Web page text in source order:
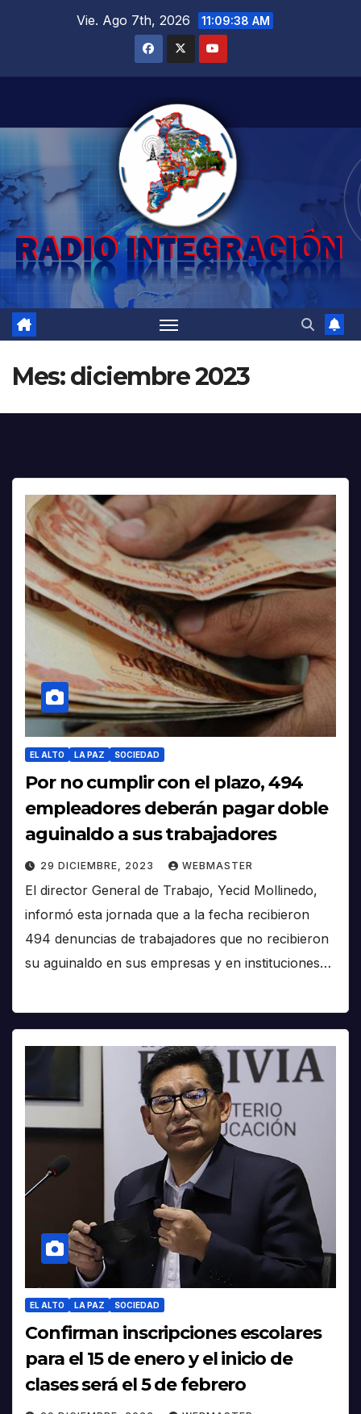
Vie. Ago 7th, 2026 11:09:40 AM
Mes:diciembre 2023
EL ALTO LA PAZ SOCIEDAD
Por no cumplir con el plazo, 494
empleadores deberán pagar doble
aguinaldo a sus trabajadores
29 DICIEMBRE, 2023 WEBMASTER
El director General de Trabajo, Yecid Mollinedo,
informó esta jornada que a la fecha recibieron
494 denuncias de trabajadores que no recibieron
su aguinaldo en sus empresas y en instituciones…
EL ALTO LA PAZ SOCIEDAD
Confirman inscripciones escolares
para el 15 de enero y el inicio de
clases será el 5 de febrero